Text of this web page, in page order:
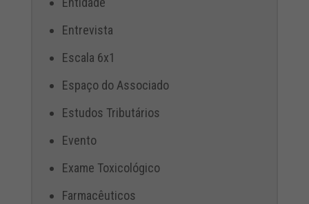
Entrevista
Escala 6x1
Espaço do Associado
Estudos Tributários
Evento
Exame Toxicológico
Farmacêuticos